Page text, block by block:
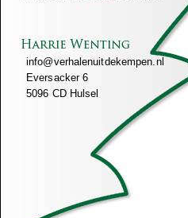
info@verhalenuitdekempen.nl
Eversacker 6
5096 CD Hulsel